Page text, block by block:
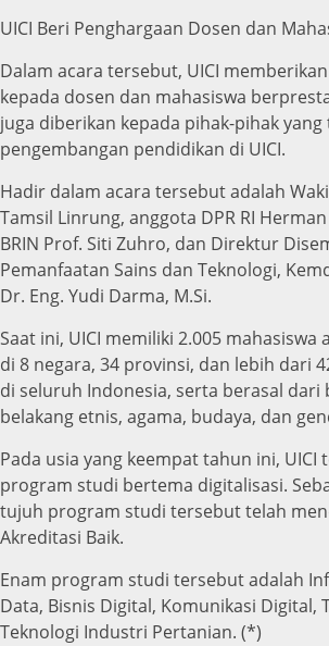
UICI Beri Penghargaan Dosen dan
Dalam acara tersebut, UICI
kepada dosen dan mahasiswa
juga diberikan kepada pihak-pihak
pengembangan pendidikan di UICI.
Hadir dalam acara tersebut adalah
Tamsil Linrung, anggota DPR RI
BRIN Prof. Siti Zuhro, dan Direktur
Pemanfaatan Sains dan Teknologi,
Dr. Eng. Yudi Darma, M.Si.
Saat ini, UICI memiliki 2.005
di 8 negara, 34 provinsi, dan lebih dari
di seluruh Indonesia, serta berasal dari
belakang etnis, agama, budaya, dan
Pada usia yang keempat tahun ini,
program studi bertema digitalisasi.
tujuh program studi tersebut telah
Akreditasi Baik.
Enam program studi tersebut adalah
Data, Bisnis Digital, Komunikasi Digital,
Teknologi Industri Pertanian. (*)